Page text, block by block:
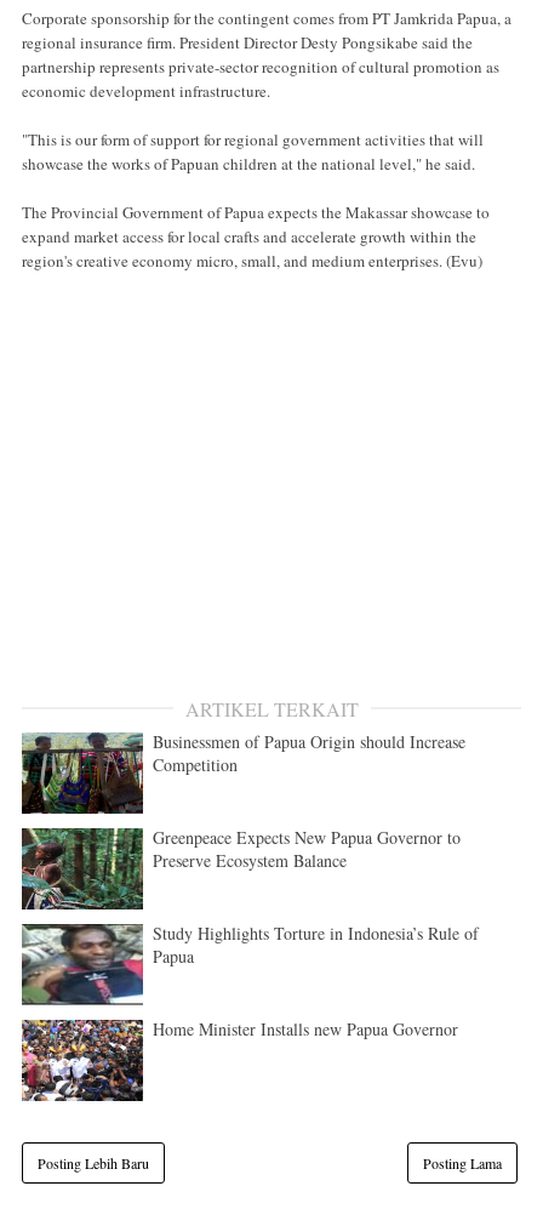
Corporate sponsorship for the contingent comes from PT Jamkrida Papua, a
regional insurance firm. President Director Desty Pongsikabe said the
partnership represents private-sector recognition of cultural promotion as
economic development infrastructure.
"This is our form of support for regional government activities that will
showcase the works of Papuan children at the national level," he said.
The Provincial Government of Papua expects the Makassar showcase to
expand market access for local crafts and accelerate growth within the
region's creative economy micro, small, and medium enterprises. (Evu)
ARTIKEL TERKAIT
Businessmen of Papua Origin should Increase
Competition
Greenpeace Expects New Papua Governor to
Preserve Ecosystem Balance
Study Highlights Torture in Indonesia’s Rule of
Papua
Home Minister Installs new Papua Governor
Posting Lebih Baru Posting Lama